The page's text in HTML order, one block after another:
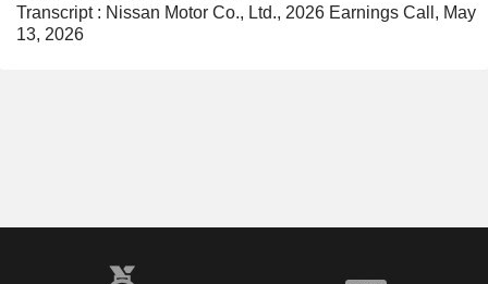
Transcript : Nissan Motor Co., Ltd., 2026 Earnings Call, May
13, 2026